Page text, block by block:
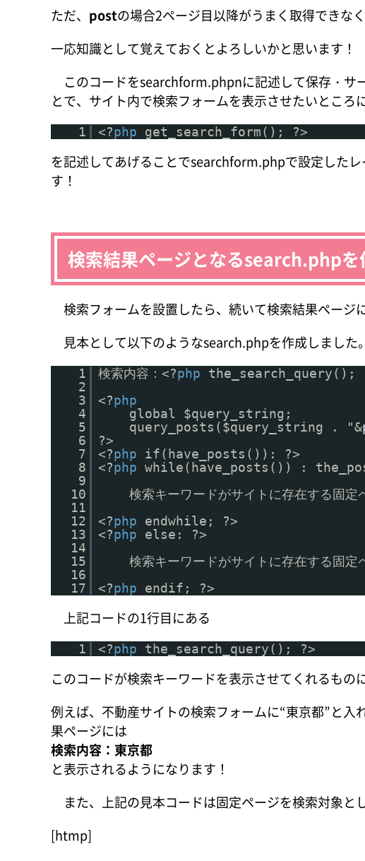
ただ、 postの場合2ページ目以降がうまく取得できな
一応知識として覚えておくとよろしいかと思います！
このコードをsearchform.phpnに記述して保存・サ
とで、サイト内で検索フォームを表示させたいところ
1 <?php get_search_form(); ?>
を記述してあげることでsearchform.phpで設定した
す！
検索結果ページとなるsearch.phpを
検索フォームを設置したら、続いて検索結果ページ
見本として以下のようなsearch.phpを作成しました。
1 検索内容：<?php
the_search_query();
2
3
<?php
4
global $query_string;
5
query_posts($query_string . "&
6
?>
7
<?php
if(have_posts()): ?>
8
<?php while(have_posts()) :
9
10
検索キーワードがサイトに存在する固定
11
12
<?php
endwhile; ?>
13
<?php
else: ?>
14
15
検索キーワードがサイトに存在する固定
16
17
<?php endif; ?>
上記コードの1行目にある
1 <?php the_search_query(); ?>
このコードが検索キーワードを表示させてくれるもの
例えば、不動産サイトの検索フォームに“東京都”と
果ページには
検索内容：東京都
と表示されるようになります！
また、上記の見本コードは固定ページを検索対象と
[htmp]